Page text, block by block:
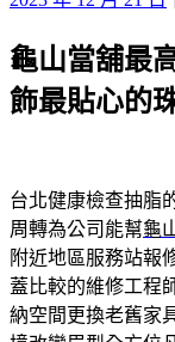
於
龜山當舖最
飾最貼心的
台北健康檢查抽脂
周轉為公司能幫龜
附近地區服務站報
蓋比較的維修工程
納空間更換老舊家